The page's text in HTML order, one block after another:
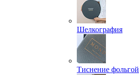
Шелкография
Тиснение фольгой